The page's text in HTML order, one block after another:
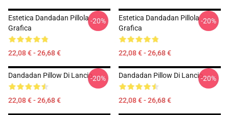
Estetica Dandadan Pillola
Grafica
22,08 € - 26,68 €
-20%
Estetica Dandadan Pillola
Grafica
22,08 € - 26,68 €
-20%
Dandadan Pillow Di Lancio
22,08 € - 26,68 €
-20% Dandadan Pillow Di Lancio
22,08 € - 26,68 €
-20%